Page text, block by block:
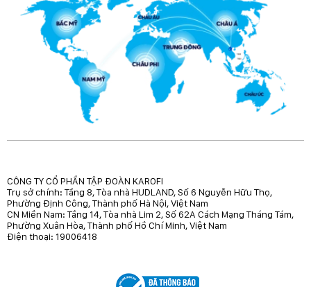
CÔNG TY CỔ PHẦN TẬP ĐOÀN KAROFI
Trụ sở chính: Tầng 8, Tòa nhà HUDLAND, Số 6 Nguyễn Hữu Thọ,
Phường Định Công, Thành phố Hà Nội, Việt Nam
CN Miền Nam: Tầng 14, Tòa nhà Lim 2, Số 62A Cách Mạng Tháng Tám,
Phường Xuân Hòa, Thành phố Hồ Chí Minh, Việt Nam
Điện thoại: 19006418